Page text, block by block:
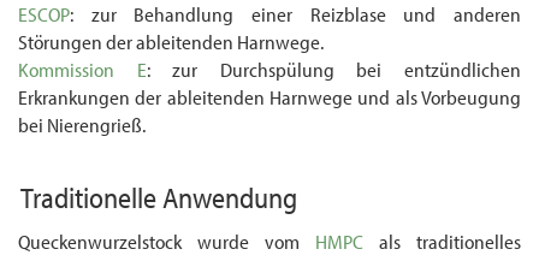
ESCOP: zur Behandlung einer Reizblase und anderen
Störungen der ableitenden Harn­wege.
Kommission E: zur Durchspülung bei entzündlichen
Erkrankungen der ableitenden Harn­wege und als Vorbeugung
bei Nierengrieß.
Traditionelle Anwendung
Queckenwurzelstock wurde vom HMPC als traditionelles